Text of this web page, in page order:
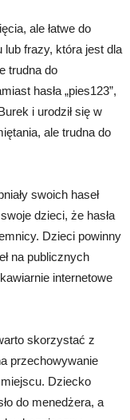
ale łatwe do
frazy, która jest dla
trudna do
hasła „pies123”,
i urodził się w
ale trudna do
swoich haseł
dzieci, że hasła
Dzieci powinny
na publicznych
internetowe
skorzystać z
przechowywanie
Dziecko
do menedżera, a